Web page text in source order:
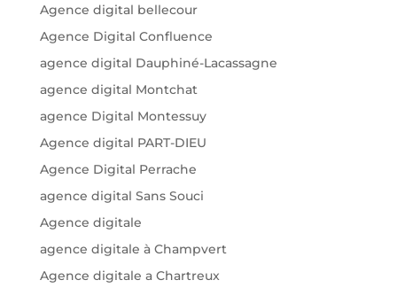
Agence digital bellecour
Agence Digital Confluence
agence digital Dauphiné-Lacassagne
agence digital Montchat
agence Digital Montessuy
Agence digital PART-DIEU
Agence Digital Perrache
agence digital Sans Souci
Agence digitale
agence digitale à Champvert
Agence digitale a Chartreux